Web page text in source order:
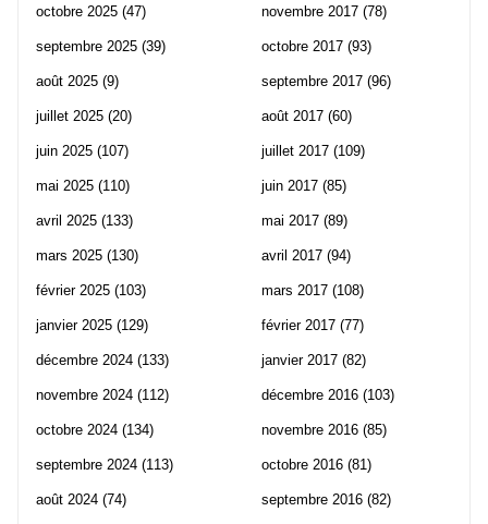
octobre 2025 (47)
septembre 2025 (39)
août 2025 (9)
juillet 2025 (20)
juin 2025 (107)
mai 2025 (110)
avril 2025 (133)
mars 2025 (130)
février 2025 (103)
janvier 2025 (129)
décembre 2024 (133)
novembre 2024 (112)
octobre 2024 (134)
septembre 2024 (113)
août 2024 (74)
novembre 2017 (78)
octobre 2017 (93)
septembre 2017 (96)
août 2017 (60)
juillet 2017 (109)
juin 2017 (85)
mai 2017 (89)
avril 2017 (94)
mars 2017 (108)
février 2017 (77)
janvier 2017 (82)
décembre 2016 (103)
novembre 2016 (85)
octobre 2016 (81)
septembre 2016 (82)